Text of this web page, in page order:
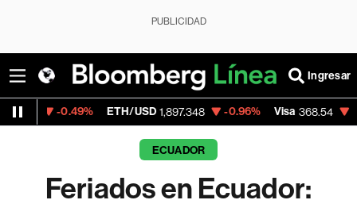
PUBLICIDAD
Ingresar
ETH/USD 1,897.348 -0.96% Visa 368.54 -0.28%
ECUADOR
Feriados en Ecuador: